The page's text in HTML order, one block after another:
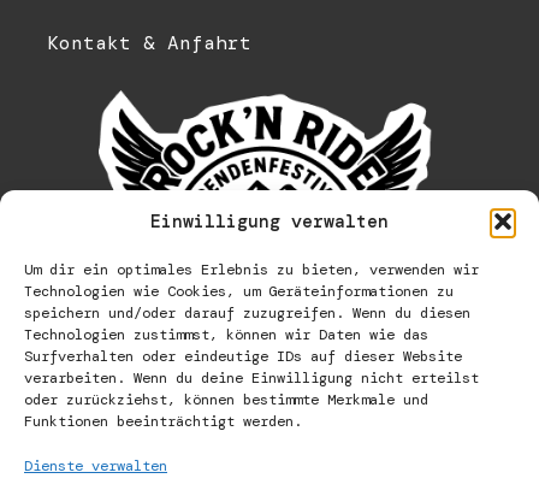
Einwilligung verwalten
Um dir ein optimales Erlebnis zu bieten, verwenden wir
Technologien wie Cookies, um Geräteinformationen zu
speichern und/oder darauf zuzugreifen. Wenn du diesen
Technologien zustimmst, können wir Daten wie das
Surfverhalten oder eindeutige IDs auf dieser Website
verarbeiten. Wenn du deine Einwilligung nicht erteilst
oder zurückziehst, können bestimmte Merkmale und
Funktionen beeinträchtigt werden.
Dienste verwalten
Kontakt & Anfahrt